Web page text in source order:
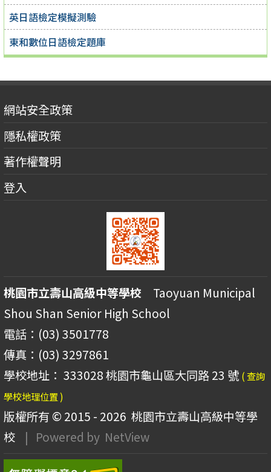
英日語檢定模擬測驗
東和數位日語檢定題庫
網站安全政策
隱私權政策
著作權聲明
登入
桃園市立壽山高級中等學校 Taoyuan Municipal
Shou Shan Senior High School
電話：(03) 3501778
傳真：(03) 3297861
學校地址： 333028 桃園市龜山區大同路 23 號 ( 查詢
學校地理位置 )
版權所有 © 2015 - 2026 桃園市立壽山高級中等學
校
| Powered by NetView